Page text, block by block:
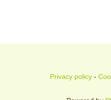
Privacy policy -